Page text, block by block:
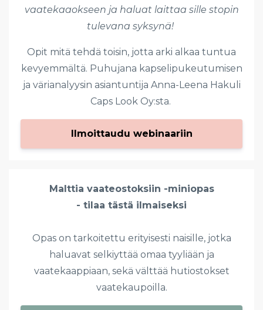
vaatekaaokseen ja haluat laittaa sille stopin
tulevana syksynä!
Opit mitä tehdä toisin, jotta arki alkaa tuntua
kevyemmältä. Puhujana kapselipukeutumisen
ja värianalyysin asiantuntija Anna-Leena Hakuli
Caps Look Oy:sta.
Ilmoittaudu webinaariin
Malttia vaateostoksiin -miniopas
- tilaa tästä ilmaiseksi
Opas on tarkoitettu erityisesti naisille, jotka
haluavat selkiyttää omaa tyyliään ja
vaatekaappiaan, sekä välttää hutiostokset
vaatekaupoilla.